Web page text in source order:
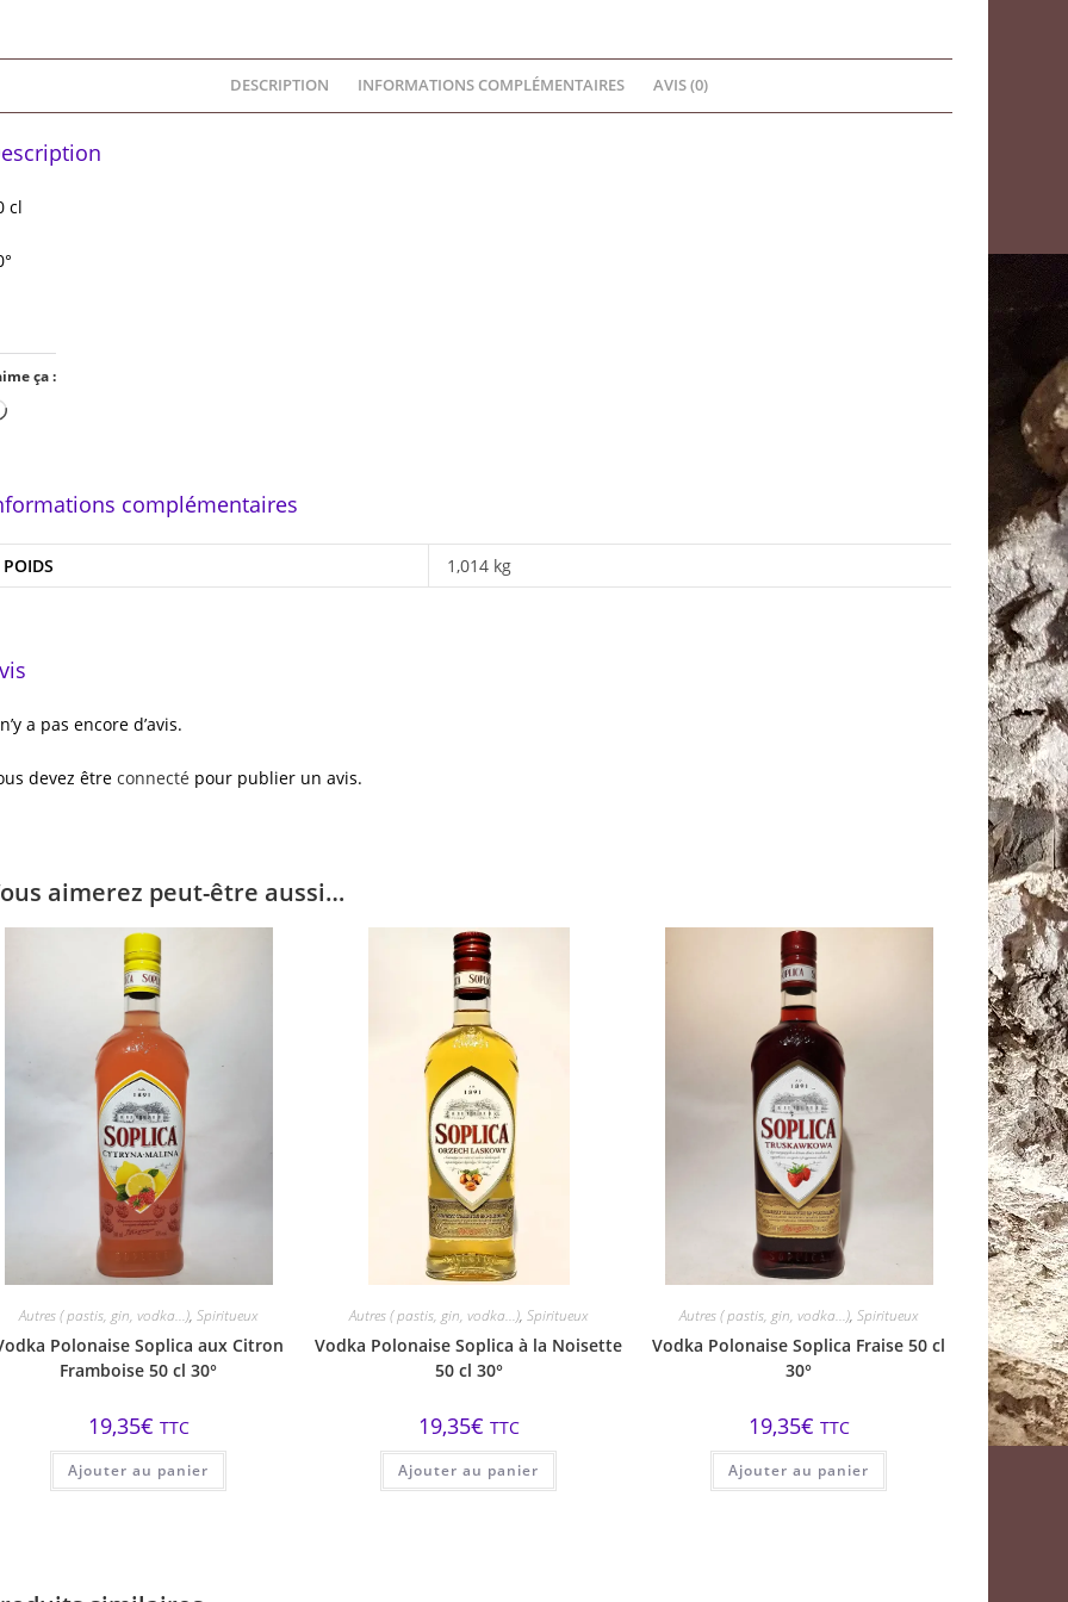
DESCRIPTION INFORMATIONS COMPLÉMENTAIRES AVIS (0)
cl
ça :
Chargement…
complémentaires
POIDS 1,014 kg
a pas encore d’avis.
devez être connecté pour publier un avis.
aimerez peut-être aussi…
Autres ( pastis, gin, vodka...),Spiritueux
Polonaise Soplica aux Citron
Framboise 50 cl 30°
19,35€ TTC
Ajouter au panier
Autres ( pastis, gin, vodka...),Spiritueux
Vodka Polonaise Soplica à la Noisette
50 cl 30°
19,35€ TTC
Ajouter au panier
Autres ( pastis, gin, vodka...),Spiritueux
Vodka Polonaise Soplica Fraise 50 cl
30°
19,35€ TTC
Ajouter au panier